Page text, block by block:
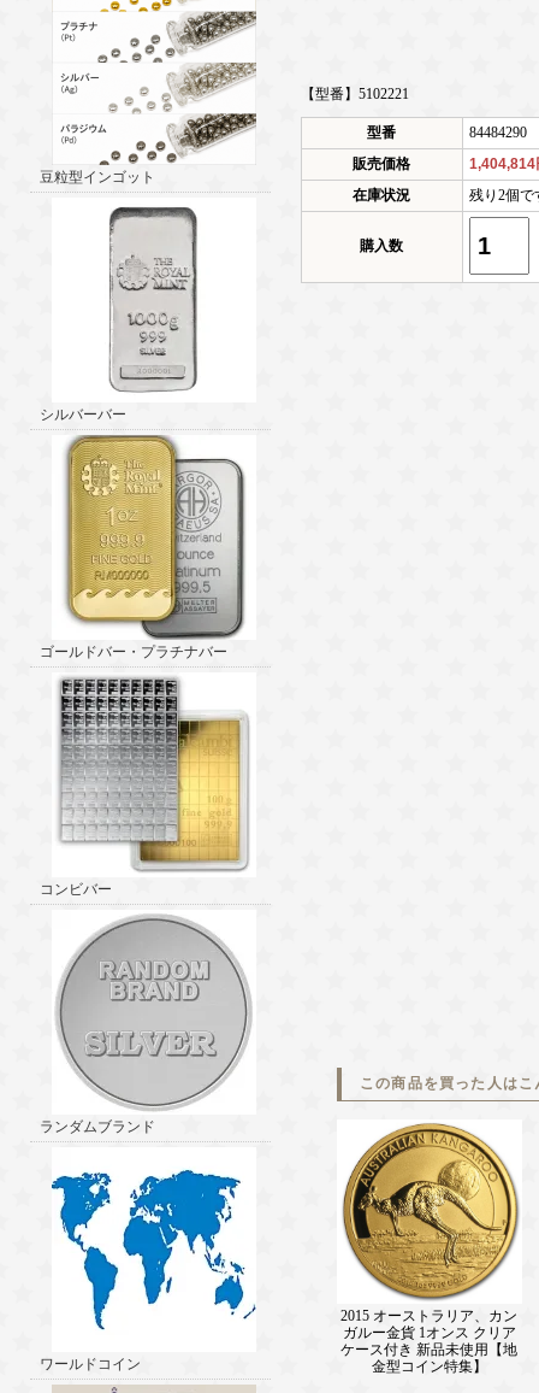
豆粒型インゴット
シルバーバー
ゴールドバー・プラチナバー
コンビバー
ランダムブランド
ワールドコイン
【型番】5102221
型番
84484290
販売価格
1,404,814
在庫状況
残り2個で
購入数
この商品を買った人は
2015 オーストラリア、カン
ガルー金貨 1オンス クリア
ケース付き 新品未使用【地
金型コイン特集】